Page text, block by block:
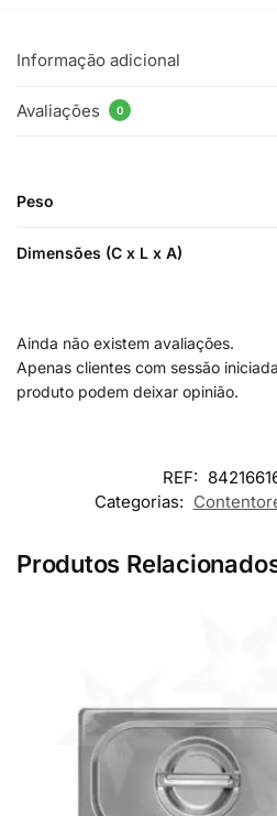
Informação adicional
Avaliações 0
Peso
Dimensões (C x L x A)
Ainda não existem avaliações.
Apenas clientes com sessão
produto podem deixar opinião.
REF:
Categorias:
Produtos